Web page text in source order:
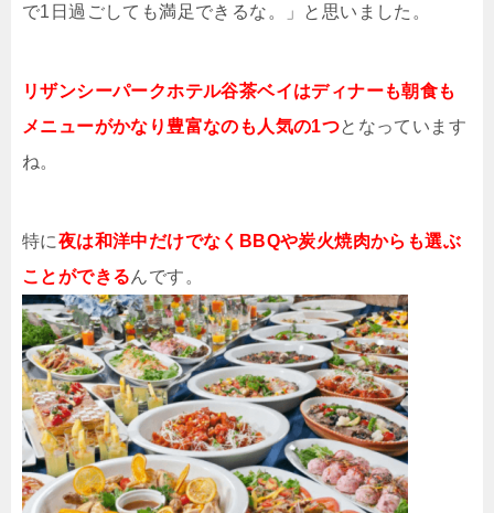
で1日過ごしても満足できるな。」と思いました。
リザンシーパークホテル谷茶ベイはディナーも朝食も
メニューがかなり豊富なのも人気の1つとなっています
ね。
特に夜は和洋中だけでなくBBQや炭火焼肉からも選ぶ
ことができるんです。